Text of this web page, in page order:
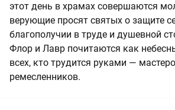
этот день в храмах совершаются
верующие просят святых о защите
благополучии в труде и душевной
Флор и Лавр почитаются как
всех, кто трудится руками —
ремесленников.